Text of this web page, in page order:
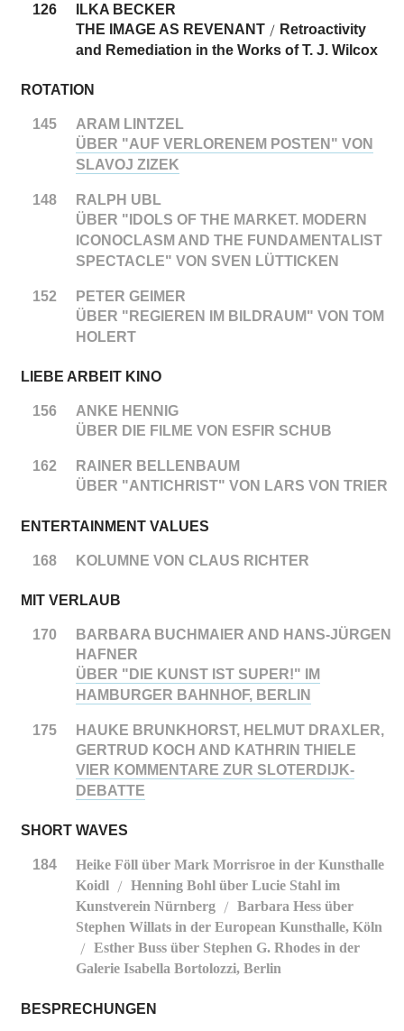
126
ILKA BECKER
THE IMAGE AS REVENANT / Retroactivity
and Remediation in the Works of T. J. Wilcox
ROTATION
145
ARAM LINTZEL
ÜBER "AUF VERLORENEM POSTEN" VON
SLAVOJ ZIZEK
148
RALPH UBL
ÜBER "IDOLS OF THE MARKET. MODERN
ICONOCLASM AND THE FUNDAMENTALIST
SPECTACLE" VON SVEN LÜTTICKEN
152
PETER GEIMER
ÜBER "REGIEREN IM BILDRAUM" VON TOM
HOLERT
LIEBE ARBEIT KINO
156
ANKE HENNIG
ÜBER DIE FILME VON ESFIR SCHUB
162
RAINER BELLENBAUM
ÜBER "ANTICHRIST" VON LARS VON TRIER
ENTERTAINMENT VALUES
168 KOLUMNE VON CLAUS RICHTER
MIT VERLAUB
170
BARBARA BUCHMAIER AND HANS-JÜRGEN
HAFNER
ÜBER "DIE KUNST IST SUPER!" IM
HAMBURGER BAHNHOF, BERLIN
175
HAUKE BRUNKHORST, HELMUT DRAXLER,
GERTRUD KOCH AND KATHRIN THIELE
VIER KOMMENTARE ZUR SLOTERDIJK-
DEBATTE
SHORT WAVES
184
Heike Föll über Mark Morrisroe in der Kunsthalle
Koidl
/ Henning Bohl über Lucie Stahl im
Kunstverein Nürnberg
/ Barbara Hess über
Stephen Willats in der European Kunsthalle, Köln
/ Esther Buss über Stephen G. Rhodes in der
Galerie Isabella Bortolozzi, Berlin
BESPRECHUNGEN